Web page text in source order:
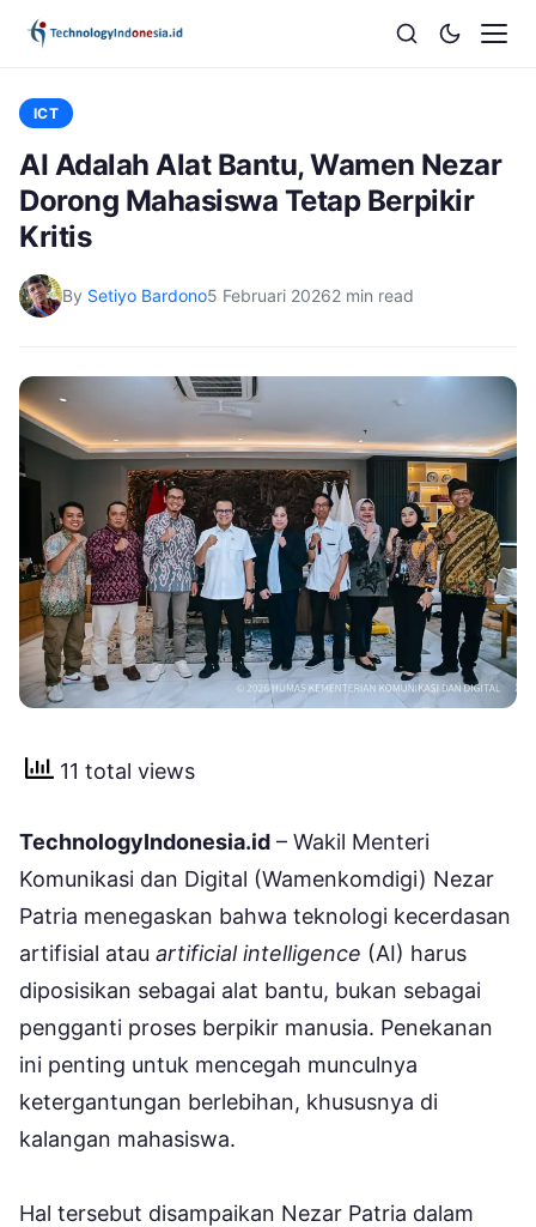
ICT
AI Adalah Alat Bantu, Wamen Nezar
Dorong Mahasiswa Tetap Berpikir
Kritis
By Setiyo Bardono5 Februari 20262 min read
11 total views
TechnologyIndonesia.id – Wakil Menteri
Komunikasi dan Digital (Wamenkomdigi) Nezar
Patria menegaskan bahwa teknologi kecerdasan
artifisial atau artificial intelligence (AI) harus
diposisikan sebagai alat bantu, bukan sebagai
pengganti proses berpikir manusia. Penekanan
ini penting untuk mencegah munculnya
ketergantungan berlebihan, khususnya di
kalangan mahasiswa.
Hal tersebut disampaikan Nezar Patria dalam